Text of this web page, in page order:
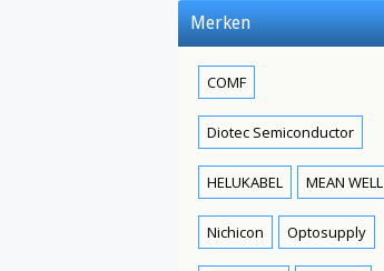
Merken
COMF
Diotec Semiconductor
HELUKABEL MEAN WELL
Nichicon Optosupply